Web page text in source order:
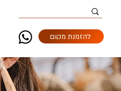
להזמנת מקום